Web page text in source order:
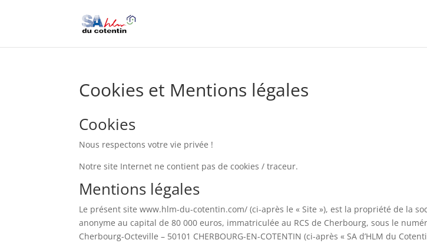
Cookies et Mentions légales
Cookies
Nous respectons votre vie privée !
Notre site Internet ne contient pas de cookies / traceur.
Mentions légales
Le présent site www.hlm-du-cotentin.com/ (ci-après le « Site »), est la propriété de la
anonyme au capital de 80 000 euros, immatriculée au RCS de Cherbourg, sous le
Cherbourg-Octeville – 50101 CHERBOURG-EN-COTENTIN (ci-après « SA d’HLM du